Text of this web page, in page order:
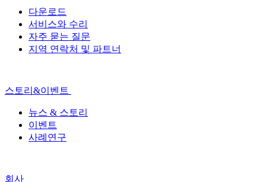
다운로드
서비스와 수리
자주 묻는 질문
지역 연락처 및 파트너
스토리&이벤트
뉴스 & 스토리
이벤트
사례연구
회사